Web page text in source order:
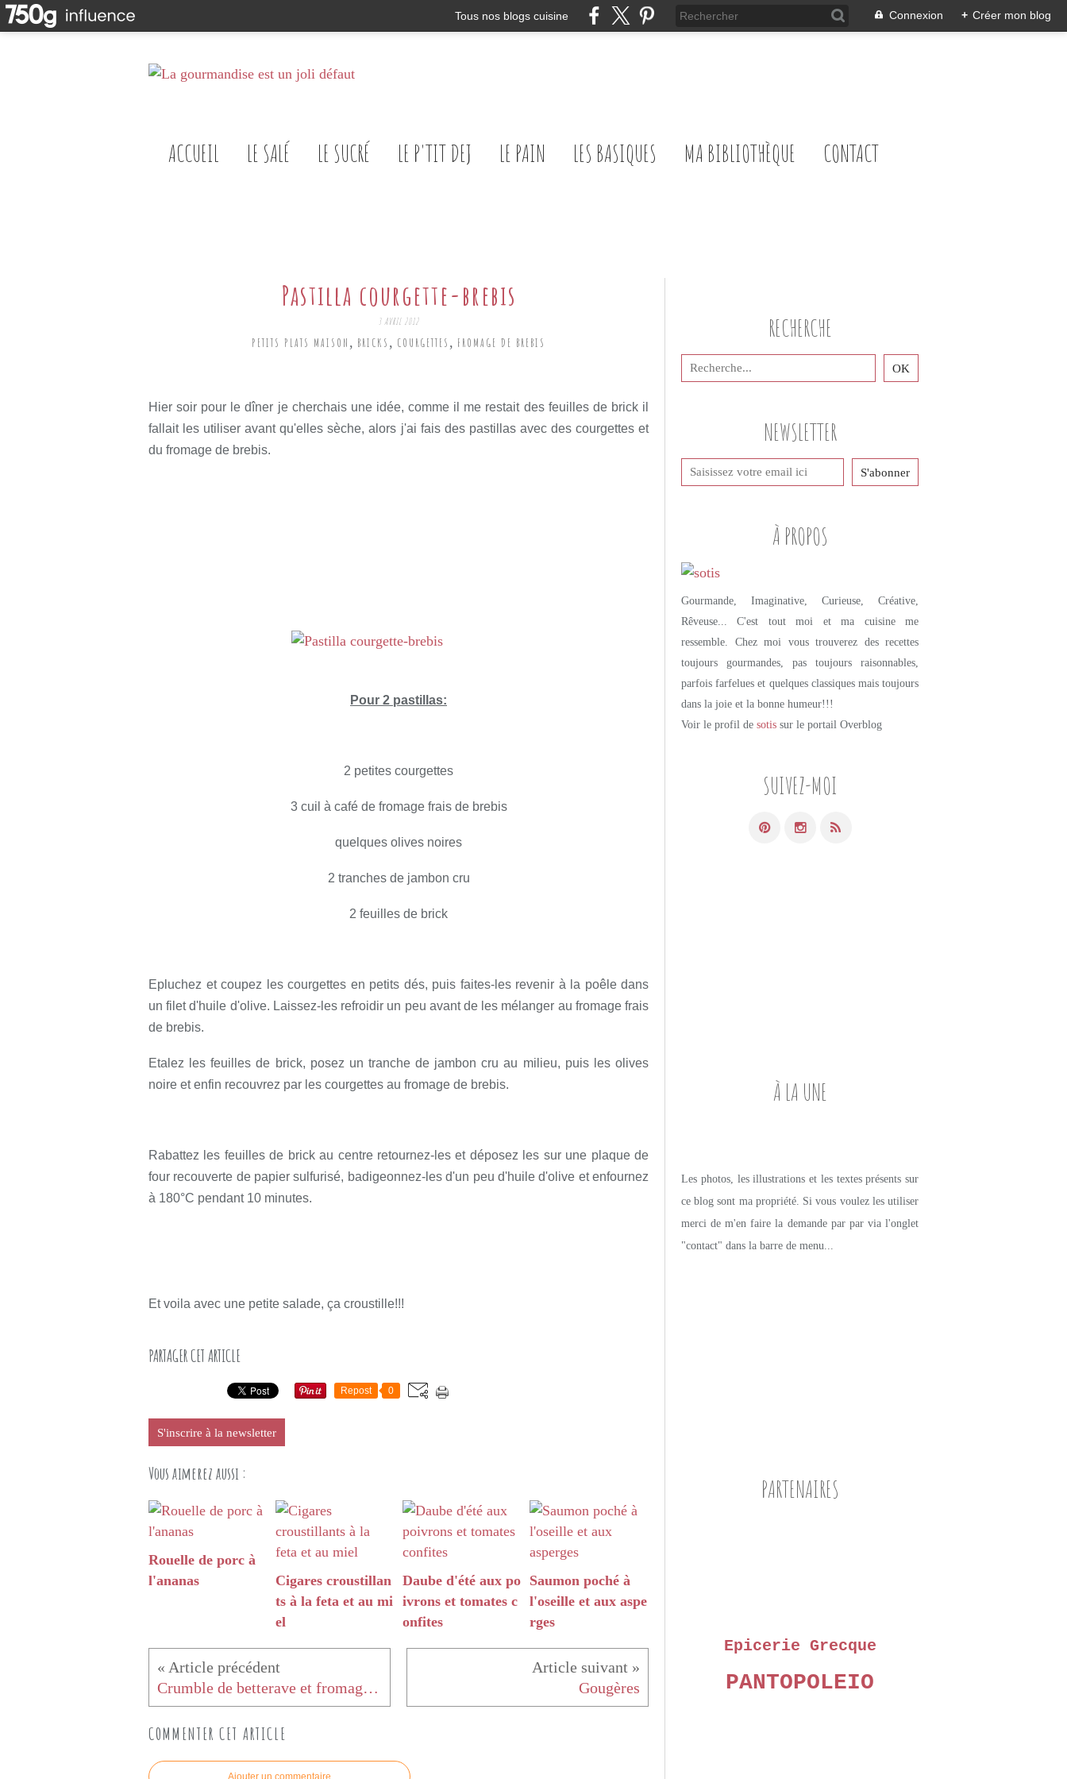
Tous nos blogs cuisine Connexion + Créer mon blog
ACCUEIL LE SALÉ LE SUCRÉ LE P'TIT DEJ LE PAIN LES BASIQUES MA BIBLIOTHÈQUE CONTACT
Pastilla courgette-brebis
3 AVRIL 2012
PETITS PLATS MAISON , BRICKS , COURGETTES , FROMAGE DE BREBIS
Hier soir pour le dîner je cherchais une idée, comme il me restait des feuilles de brick il
fallait les utiliser avant qu'elles sèche, alors j'ai fais des pastillas avec des courgettes et
du fromage de brebis.
Pour 2 pastillas:
2 petites courgettes
3 cuil à café de fromage frais de brebis
quelques olives noires
2 tranches de jambon cru
2 feuilles de brick
Epluchez et coupez les courgettes en petits dés, puis faites-les revenir à la poêle dans
un filet d'huile d'olive. Laissez-les refroidir un peu avant de les mélanger au fromage frais
de brebis.
Etalez les feuilles de brick, posez un tranche de jambon cru au milieu, puis les olives
noire et enfin recouvrez par les courgettes au fromage de brebis.
Rabattez les feuilles de brick au centre retournez-les et déposez les sur une plaque de
four recouverte de papier sulfurisé, badigeonnez-les d'un peu d'huile d'olive et enfournez
à 180°C pendant 10 minutes.
Et voila avec une petite salade, ça croustille!!!
PARTAGER CET ARTICLE
Repost 0
S'inscrire à la newsletter
Vous aimerez aussi :
Rouelle de porc à
l'ananas
Cigares croustillan
ts à la feta et au mi
el
Daube d'été aux po
ivrons et tomates c
onfites
Saumon poché à
l'oseille et aux aspe
rges
Crumble de betterave et fromage de brebis Gougères
COMMENTER CET ARTICLE
NEWSLETTER
SUIVEZ-MOI
RECHERCHE
À PROPOS
Gourmande, Imaginative, Curieuse, Créative,
Rêveuse... C'est tout moi et ma cuisine me
ressemble. Chez moi vous trouverez des recettes
toujours gourmandes, pas toujours raisonnables,
parfois farfelues et quelques classiques mais toujours
dans la joie et la bonne humeur!!!
Voir le profil de sotis sur le portail Overblog
À LA UNE
Les photos, les illustrations et les textes présents sur
ce blog sont ma propriété. Si vous voulez les utiliser
merci de m'en faire la demande par par via l'onglet
"contact" dans la barre de menu...
PARTENAIRES
Epicerie Grecque
PANTOPOLEIO